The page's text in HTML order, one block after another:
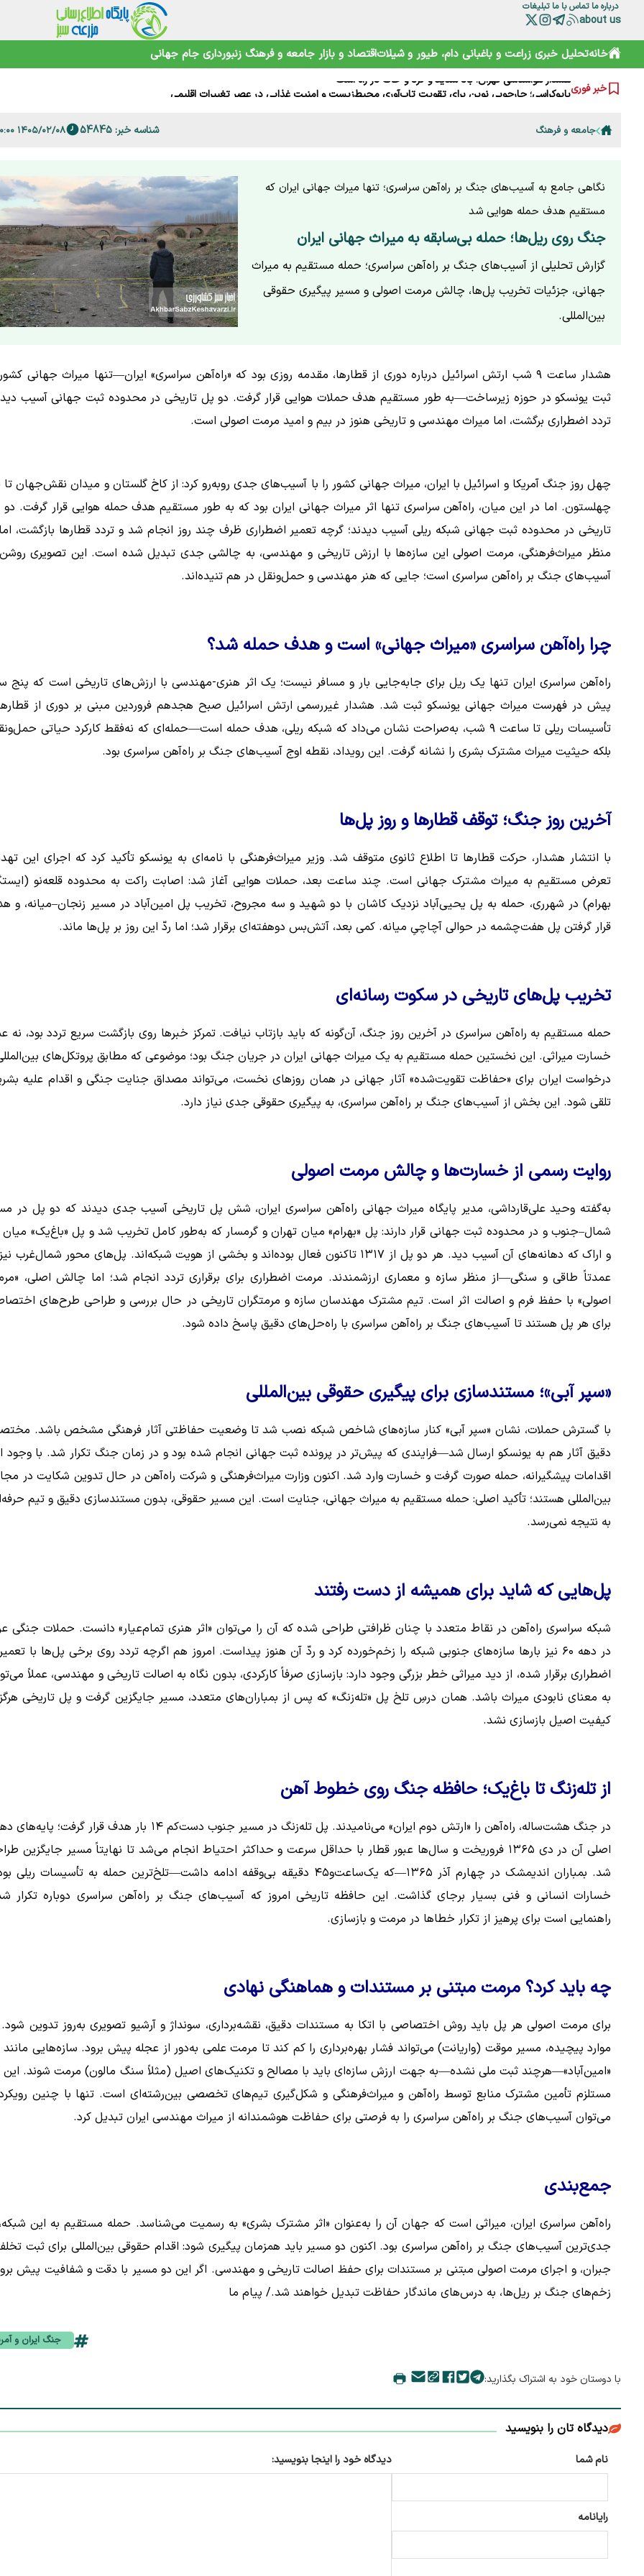
درباره ما تماس با ما تبلیغات
about us
خانهتحلیل خبری زراعت و باغبانی دام، طیور و شیلاتاقتصاد و بازار جامعه و فرهنگ زنبورداری جام جهانی
خبر فوری خرید آسان «ناس» در سوپرمارکت‌ها؛ دامی دلربا برای کودکان
هوشمند سازی صنعت دام و طیور راه توسعه و پیشرفت
ترامپ، اسرائیلی‌ها را هم کلافه کرده است
نقش HACCP در ارتقای ایمنی غذایی و کاهش خطرات تولید
تقویم نوغانداری در ایران چگونه تعیین می‌شود؟
جامعه و فرهنگ شناسه خبر: 54845 ۱۴۰۵/۰۲/۰۸ ۱۱:۰۰:۰۰
نگاهی جامع به آسیب‌های جنگ بر راه‌آهن سراسری؛ تنها میراث جهانی ایران که
مستقیم هدف حمله هوایی شد
جنگ روی ریل‌ها؛ حمله بی‌سابقه به میراث جهانی ایران
گزارش تحلیلی از آسیب‌های جنگ بر راه‌آهن سراسری؛ حمله مستقیم به میراث
جهانی، جزئیات تخریب پل‌ها، چالش مرمت اصولی و مسیر پیگیری حقوقی
بین‌المللی.
هشدار ساعت ۹ شب ارتش اسرائیل درباره دوری از قطارها، مقدمه روزی بود که «راه‌آهن سراسری» ایران—تنها میراث جهانی
ثبت یونسکو در حوزه زیرساخت—به طور مستقیم هدف حملات هوایی قرار گرفت. دو پل تاریخی در محدوده ثبت جهانی آسیب
تردد اضطراری برگشت، اما میراث مهندسی و تاریخی هنوز در بیم و امید مرمت اصولی است.
چهل روز جنگ آمریکا و اسرائیل با ایران، میراث جهانی کشور را با آسیب‌های جدی روبه‌رو کرد: از کاخ گلستان و میدان نقش‌جهان تا
چهلستون. اما در این میان، راه‌آهن سراسری تنها اثر میراث جهانی ایران بود که به طور مستقیم هدف حمله هوایی قرار گرفت.
تاریخی در محدوده ثبت جهانی شبکه ریلی آسیب دیدند؛ گرچه تعمیر اضطراری ظرف چند روز انجام شد و تردد قطارها بازگشت،
منظر میراث‌فرهنگی، مرمت اصولی این سازه‌ها با ارزش تاریخی و مهندسی، به چالشی جدی تبدیل شده است. این تصویری روشن
آسیب‌های جنگ بر راه‌آهن سراسری است؛ جایی که هنر مهندسی و حمل‌ونقل در هم تنیده‌اند.
چرا راه‌آهن سراسری «میراث جهانی» است و هدف حمله شد؟
راه‌آهن سراسری ایران تنها یک ریل برای جابه‌جایی بار و مسافر نیست؛ یک اثر هنری-مهندسی با ارزش‌های تاریخی است که پنج
پیش در فهرست میراث جهانی یونسکو ثبت شد. هشدار غیررسمی ارتش اسرائیل صبح هجدهم فروردین مبنی بر دوری از
تأسیسات ریلی تا ساعت ۹ شب، به‌صراحت نشان می‌داد که شبکه ریلی، هدف حمله است—حمله‌ای که نه‌فقط کارکرد حیاتی
بلکه حیثیت میراث مشترک بشری را نشانه گرفت. این رویداد، نقطه اوج آسیب‌های جنگ بر راه‌آهن سراسری بود.
آخرین روز جنگ؛ توقف قطارها و روز پل‌ها
با انتشار هشدار، حرکت قطارها تا اطلاع ثانوی متوقف شد. وزیر میراث‌فرهنگی با نامه‌ای به یونسکو تأکید کرد که اجرای این
تعرض مستقیم به میراث مشترک جهانی است. چند ساعت بعد، حملات هوایی آغاز شد: اصابت راکت به محدوده قلعه‌نو
بهرام) در شهرری، حمله به پل یحیی‌آباد نزدیک کاشان با دو شهید و سه مجروح، تخریب پل امین‌آباد در مسیر زنجان–میانه، و
قرار گرفتن پل هفت‌چشمه در حوالی آچاچیِ میانه. کمی بعد، آتش‌بس دوهفته‌ای برقرار شد؛ اما ردّ این روز بر پل‌ها ماند.
تخریب پل‌های تاریخی در سکوت رسانه‌ای
حمله مستقیم به راه‌آهن سراسری در آخرین روز جنگ، آن‌گونه که باید بازتاب نیافت. تمرکز خبرها روی بازگشت سریع تردد بود، نه
خسارت میراثی. این نخستین حمله مستقیم به یک میراث جهانی ایران در جریان جنگ بود؛ موضوعی که مطابق پروتکل‌های
درخواست ایران برای «حفاظت تقویت‌شده» آثار جهانی در همان روزهای نخست، می‌تواند مصداق جنایت جنگی و اقدام علیه
تلقی شود. این بخش از آسیب‌های جنگ بر راه‌آهن سراسری، به پیگیری حقوقی جدی نیاز دارد.
روایت رسمی از خسارت‌ها و چالش مرمت اصولی
به‌گفته وحید علی‌قارداشی، مدیر پایگاه میراث جهانی راه‌آهن سراسری ایران، شش پل تاریخی آسیب جدی دیدند که دو پل در
شمال–جنوب و در محدوده ثبت جهانی قرار دارند: پل «بهرام» میان تهران و گرمسار که به‌طور کامل تخریب شد و پل «باغ‌یک»
و اراک که دهانه‌های آن آسیب دید. هر دو پل از ۱۳۱۷ تاکنون فعال بوده‌اند و بخشی از هویت شبکه‌اند. پل‌های محور
عمدتاً طاقی و سنگی—از منظر سازه و معماری ارزشمندند. مرمت اضطراری برای برقراری تردد انجام شد؛ اما چالش اصلی،
اصولی» با حفظ فرم و اصالت اثر است. تیم مشترک مهندسان سازه و مرمتگران تاریخی در حال بررسی و طراحی طرح‌های
برای هر پل هستند تا آسیب‌های جنگ بر راه‌آهن سراسری با راه‌حل‌های دقیق پاسخ داده شود.
«سپر آبی»؛ مستندسازی برای پیگیری حقوقی بین‌المللی
با گسترش حملات، نشان «سپر آبی» کنار سازه‌های شاخص شبکه نصب شد تا وضعیت حفاظتی آثار فرهنگی مشخص باشد.
دقیق آثار هم به یونسکو ارسال شد—فرایندی که پیش‌تر در پرونده ثبت جهانی انجام شده بود و در زمان جنگ تکرار شد. با وجود
اقدامات پیشگیرانه، حمله صورت گرفت و خسارت وارد شد. اکنون وزارت میراث‌فرهنگی و شرکت راه‌آهن در حال تدوین شکایت در
بین‌المللی هستند؛ تأکید اصلی: حمله مستقیم به میراث جهانی، جنایت است. این مسیر حقوقی، بدون مستندسازی دقیق و تیم
به نتیجه نمی‌رسد.
پل‌هایی که شاید برای همیشه از دست رفتند
شبکه سراسری راه‌آهن در نقاط متعدد با چنان ظرافتی طراحی شده که آن را می‌توان «اثر هنری تمام‌عیار» دانست. حملات جنگی
در دهه ۶۰ نیز بارها سازه‌های جنوبی شبکه را زخم‌خورده کرد و ردّ آن هنوز پیداست. امروز هم اگرچه تردد روی برخی پل‌ها با
اضطراری برقرار شده، از دید میراثی خطر بزرگی وجود دارد: بازسازی صرفاً کارکردی، بدون نگاه به اصالت تاریخی و مهندسی، عملاً
به معنای نابودی میراث باشد. همان درسِ تلخ پل «تله‌زنگ» که پس از بمباران‌های متعدد، مسیر جایگزین گرفت و پل تاریخی
کیفیت اصیل بازسازی نشد.
از تله‌زنگ تا باغ‌یک؛ حافظه جنگ روی خطوط آهن
در جنگ هشت‌ساله، راه‌آهن را «ارتش دوم ایران» می‌نامیدند. پل تله‌زنگ در مسیر جنوب دست‌کم ۱۴ بار هدف قرار گرفت؛
اصلی آن در دی ۱۳۶۵ فروریخت و سال‌ها عبور قطار با حداقل سرعت و حداکثر احتیاط انجام می‌شد تا نهایتاً مسیر جایگزین
شد. بمباران اندیمشک در چهارم آذر ۱۳۶۵—که یک‌ساعت‌و‌۴۵ دقیقه بی‌وقفه ادامه داشت—تلخ‌ترین حمله به تأسیسات
خسارات انسانی و فنی بسیار برجای گذاشت. این حافظه تاریخی امروز که آسیب‌های جنگ بر راه‌آهن سراسری دوباره تکرار
راهنمایی است برای پرهیز از تکرار خطاها در مرمت و بازسازی.
چه باید کرد؟ مرمت مبتنی بر مستندات و هماهنگی نهادی
برای مرمت اصولی هر پل باید روش اختصاصی با اتکا به مستندات دقیق، نقشه‌برداری، سونداژ و آرشیو تصویری به‌روز تدوین
موارد پیچیده، مسیر موقت (واریانت) می‌تواند فشار بهره‌برداری را کم کند تا مرمت علمی به‌دور از عجله پیش برود. سازه‌هایی
«امین‌آباد»—هرچند ثبت ملی نشده—به جهت ارزش سازه‌ای باید با مصالح و تکنیک‌های اصیل (مثلاً سنگ مالون) مرمت شوند. این
مستلزم تأمین مشترک منابع توسط راه‌آهن و میراث‌فرهنگی و شکل‌گیری تیم‌های تخصصی بین‌رشته‌ای است. تنها با چنین
می‌توان آسیب‌های جنگ بر راه‌آهن سراسری را به فرصتی برای حفاظت هوشمندانه از میراث مهندسی ایران تبدیل کرد.
جمع‌بندی
راه‌آهن سراسری ایران، میراثی است که جهان آن را به‌عنوان «اثر مشترک بشری» به رسمیت می‌شناسد. حمله مستقیم به این
جدی‌ترین آسیب‌های جنگ بر راه‌آهن سراسری بود. اکنون دو مسیر باید همزمان پیگیری شود: اقدام حقوقی بین‌المللی برای ثبت
جبران، و اجرای مرمت اصولی مبتنی بر مستندات برای حفظ اصالت تاریخی و مهندسی. اگر این دو مسیر با دقت و شفافیت پیش
زخم‌های جنگ بر ریل‌ها، به درس‌های ماندگار حفاظت تبدیل خواهند شد./ پیام ما
جنگ ایران و
با دوستان خود به اشتراک بگذارید:
دیدگاه تان را بنویسید
نام شما
رایانامه
دیدگاه خود را اینجا بنویسید: